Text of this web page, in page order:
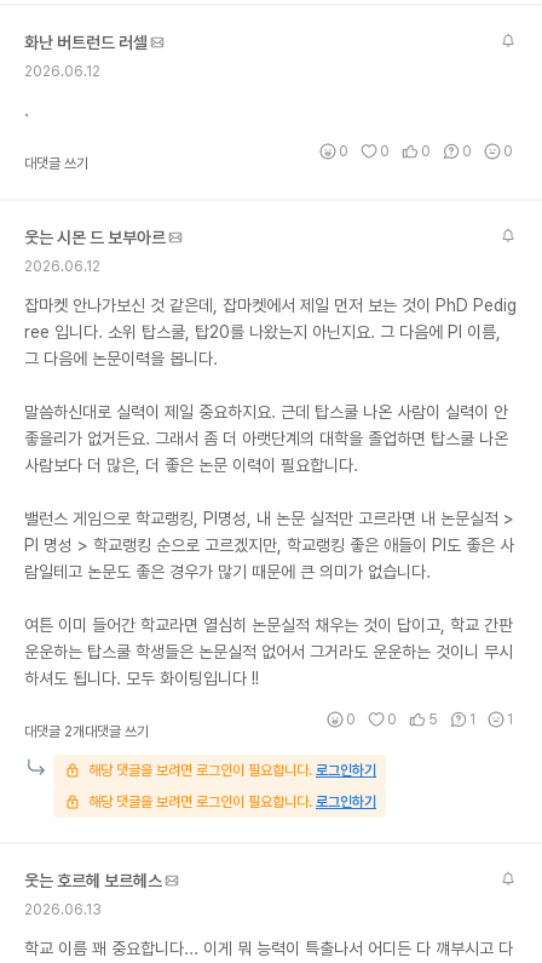
화난 버트런드 러셀
2026.06.12
.
대댓글 쓰기
0 0 0 0 0
웃는 시몬 드 보부아르
2026.06.12
잡마켓 안나가보신 것 같은데, 잡마켓에서 제일 먼저 보는 것이 PhD Pedig
ree 입니다. 소위 탑스쿨, 탑20를 나왔는지 아닌지요. 그 다음에 PI 이름,
그 다음에 논문이력을 봅니다.
말씀하신대로 실력이 제일 중요하지요. 근데 탑스쿨 나온 사람이 실력이 안
좋을리가 없거든요. 그래서 좀 더 아랫단계의 대학을 졸업하면 탑스쿨 나온
사람보다 더 많은, 더 좋은 논문 이력이 필요합니다.
밸런스 게임으로 학교랭킹, PI명성, 내 논문 실적만 고르라면 내 논문실적 >
PI 명성 > 학교랭킹 순으로 고르겠지만, 학교랭킹 좋은 애들이 PI도 좋은 사
람일테고 논문도 좋은 경우가 많기 때문에 큰 의미가 없습니다.
여튼 이미 들어간 학교라면 열심히 논문실적 채우는 것이 답이고, 학교 간판
운운하는 탑스쿨 학생들은 논문실적 없어서 그거라도 운운하는 것이니 무시
하셔도 됩니다. 모두 화이팅입니다 !!
대댓글 2개대댓글 쓰기
0 0 5 1 1
해당 댓글을 보려면 로그인이 필요합니다. 로그인하기
해당 댓글을 보려면 로그인이 필요합니다. 로그인하기
웃는 호르헤 보르헤스
2026.06.13
학교 이름 꽤 중요합니다... 이게 뭐 능력이 특출나서 어디든 다 꺠부시고 다